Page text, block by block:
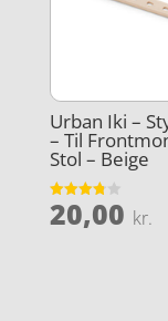
Urban Iki –
– Til
Stol – Beige
Vurderet
3.8
20,00 kr.